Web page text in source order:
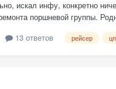
искал инфу, конкретно
поршневой группы.
цилиндра? Мот рейсер
13 ответов рейсер